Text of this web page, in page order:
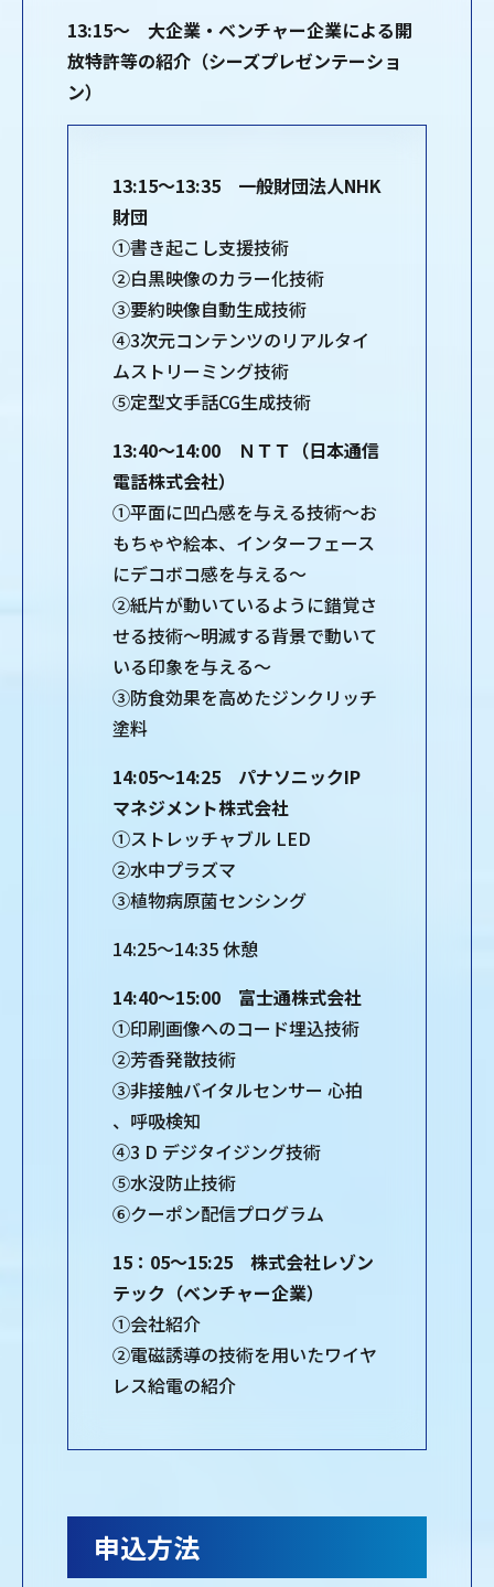
13:15～ 大企業・ベンチャー企業による開
放特許等の紹介（シーズプレゼンテーショ
ン）
13:15～13:35 一般財団法人NHK
財団
①書き起こし支援技術
②白黒映像のカラー化技術
③要約映像自動生成技術
④3次元コンテンツのリアルタイ
ムストリーミング技術
⑤定型文手話CG生成技術
13:40～14:00 ＮＴＴ（日本通信
電話株式会社）
①平面に凹凸感を与える技術～お
もちゃや絵本、インターフェース
にデコボコ感を与える～
②紙⽚が動いているように錯覚さ
せる技術〜明滅する背景で動いて
いる印象を与える〜
③防食効果を高めたジンクリッチ
塗料
14:05～14:25 パナソニックIP
マネジメント株式会社
①ストレッチャブル LED
②水中プラズマ
③植物病原菌センシング
14:25～14:35 休憩
14:40～15:00 富士通株式会社
①印刷画像へのコード埋込技術
②芳香発散技術
③非接触バイタルセンサー 心拍
、呼吸検知
④3 D デジタイジング技術
⑤水没防止技術
⑥クーポン配信プログラム
15：05～15:25 株式会社レゾン
テック（ベンチャー企業）
①会社紹介
②電磁誘導の技術を用いたワイヤ
レス給電の紹介
申込方法